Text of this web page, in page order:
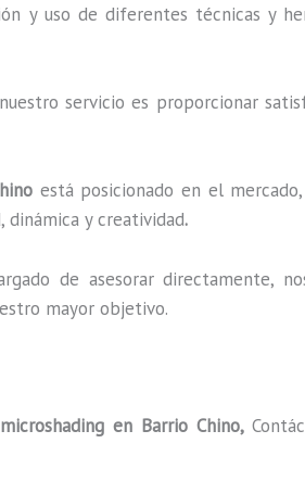
y uso de diferentes técnicas y
servicio es proporcionar
está posicionado en el
dinámica y creatividad.
de asesorar directamente,
mayor objetivo.
microshading en Barrio Chino,